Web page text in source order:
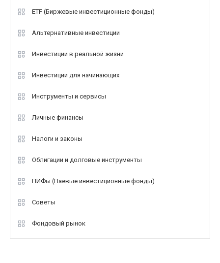
ETF (Биржевые инвестиционные фонды)
Альтернативные инвестиции
Инвестиции в реальной жизни
Инвестиции для начинающих
Инструменты и сервисы
Личные финансы
Налоги и законы
Облигации и долговые инструменты
ПИФы (Паевые инвестиционные фонды)
Советы
Фондовый рынок